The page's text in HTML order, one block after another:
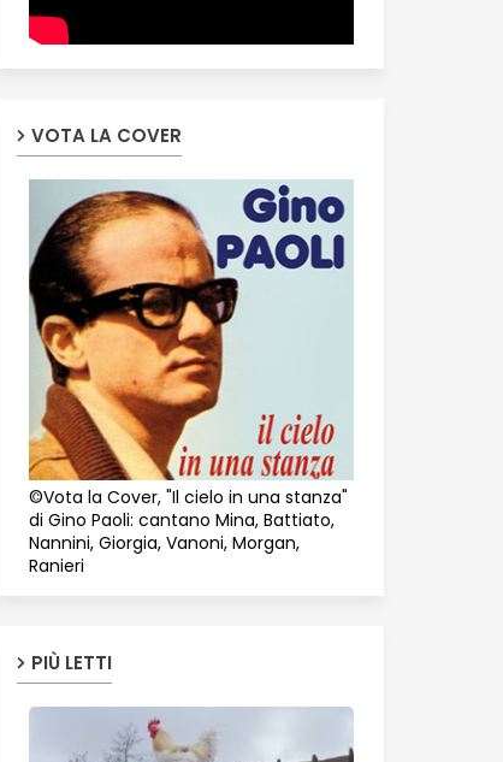
VOTA LA COVER
©Vota la Cover, "Il cielo in una stanza"
di Gino Paoli: cantano Mina, Battiato,
Nannini, Giorgia, Vanoni, Morgan,
Ranieri
PIÙ LETTI